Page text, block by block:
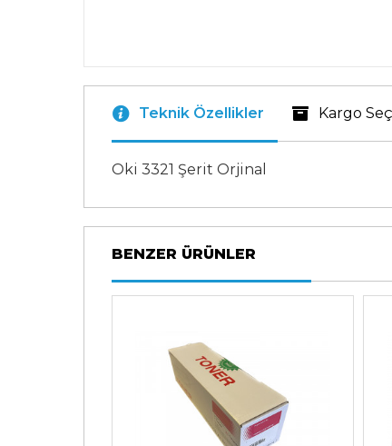
Teknik Özellikler Kargo
Oki 3321 Şerit Orjinal
BENZER ÜRÜNLER